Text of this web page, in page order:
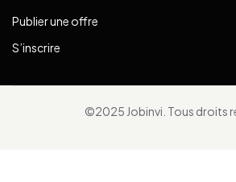
Publier une offre
S’inscrire
©2025 Jobinvi. Tous droits